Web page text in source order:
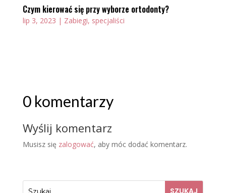
Czym kierować się przy wyborze ortodonty?
lip 3, 2023 | Zabiegi, specjaliści
0 komentarzy
Wyślij komentarz
Musisz się zalogować, aby móc dodać komentarz.